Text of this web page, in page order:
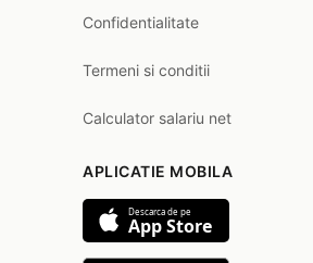
Confidentialitate
Termeni si conditii
Calculator salariu net
APLICATIE MOBILA
Descarca de pe
App Store